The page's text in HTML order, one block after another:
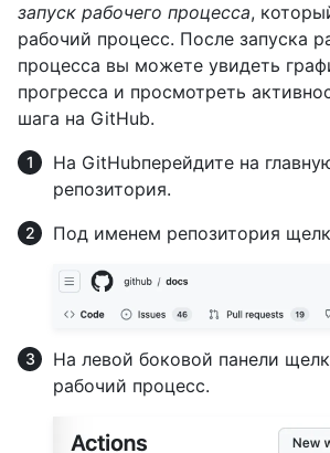
запуск рабочего процесса,
рабочий процесс. После запуска
процесса вы можете увидеть
прогресса и просмотреть
шага на GitHub.
На GitHubперейдите на
репозитория.
Под именем репозитория
На левой боковой панели
рабочий процесс.